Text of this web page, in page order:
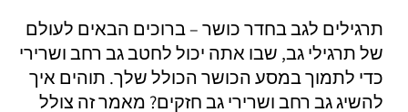
תרגילים לגב בחדר כושר – ברוכים הבאים לעולם
של תרגילי גב, שבו אתה יכול לחטב גב רחב ושרירי
כדי לתמוך במסע הכושר הכולל שלך. תוהים איך
להשיג גב רחב ושרירי גב חזקים? מאמר זה צולל